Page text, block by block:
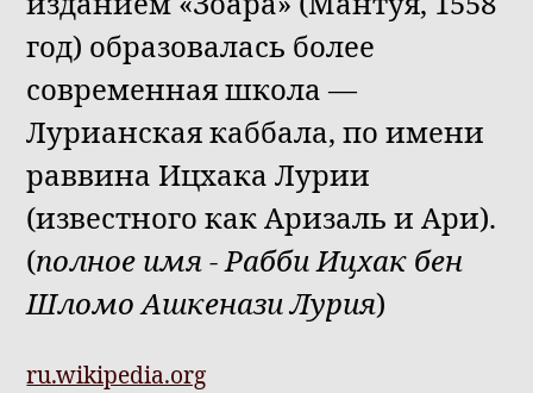
год) образовалась более
современная школа —
Лурианская каббала, по имени
раввина Ицхака Лурии
(известного как Аризаль и Ари).
(полное имя - Рабби Ицхак бен
Шломо Ашкенази Лурия)
ru.wikipedia.org